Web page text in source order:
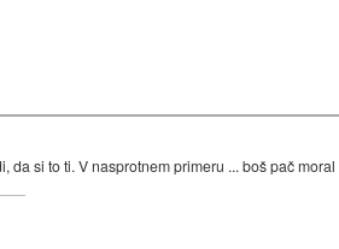
si to ti. V nasprotnem primeru ... boš pač